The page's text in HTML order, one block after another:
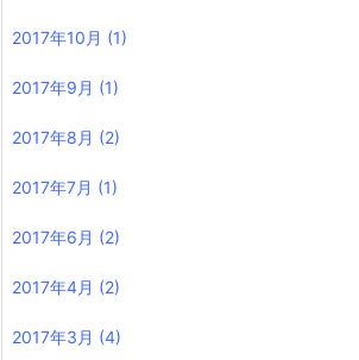
2017年10月 (1)
2017年9月 (1)
2017年8月 (2)
2017年7月 (1)
2017年6月 (2)
2017年4月 (2)
2017年3月 (4)